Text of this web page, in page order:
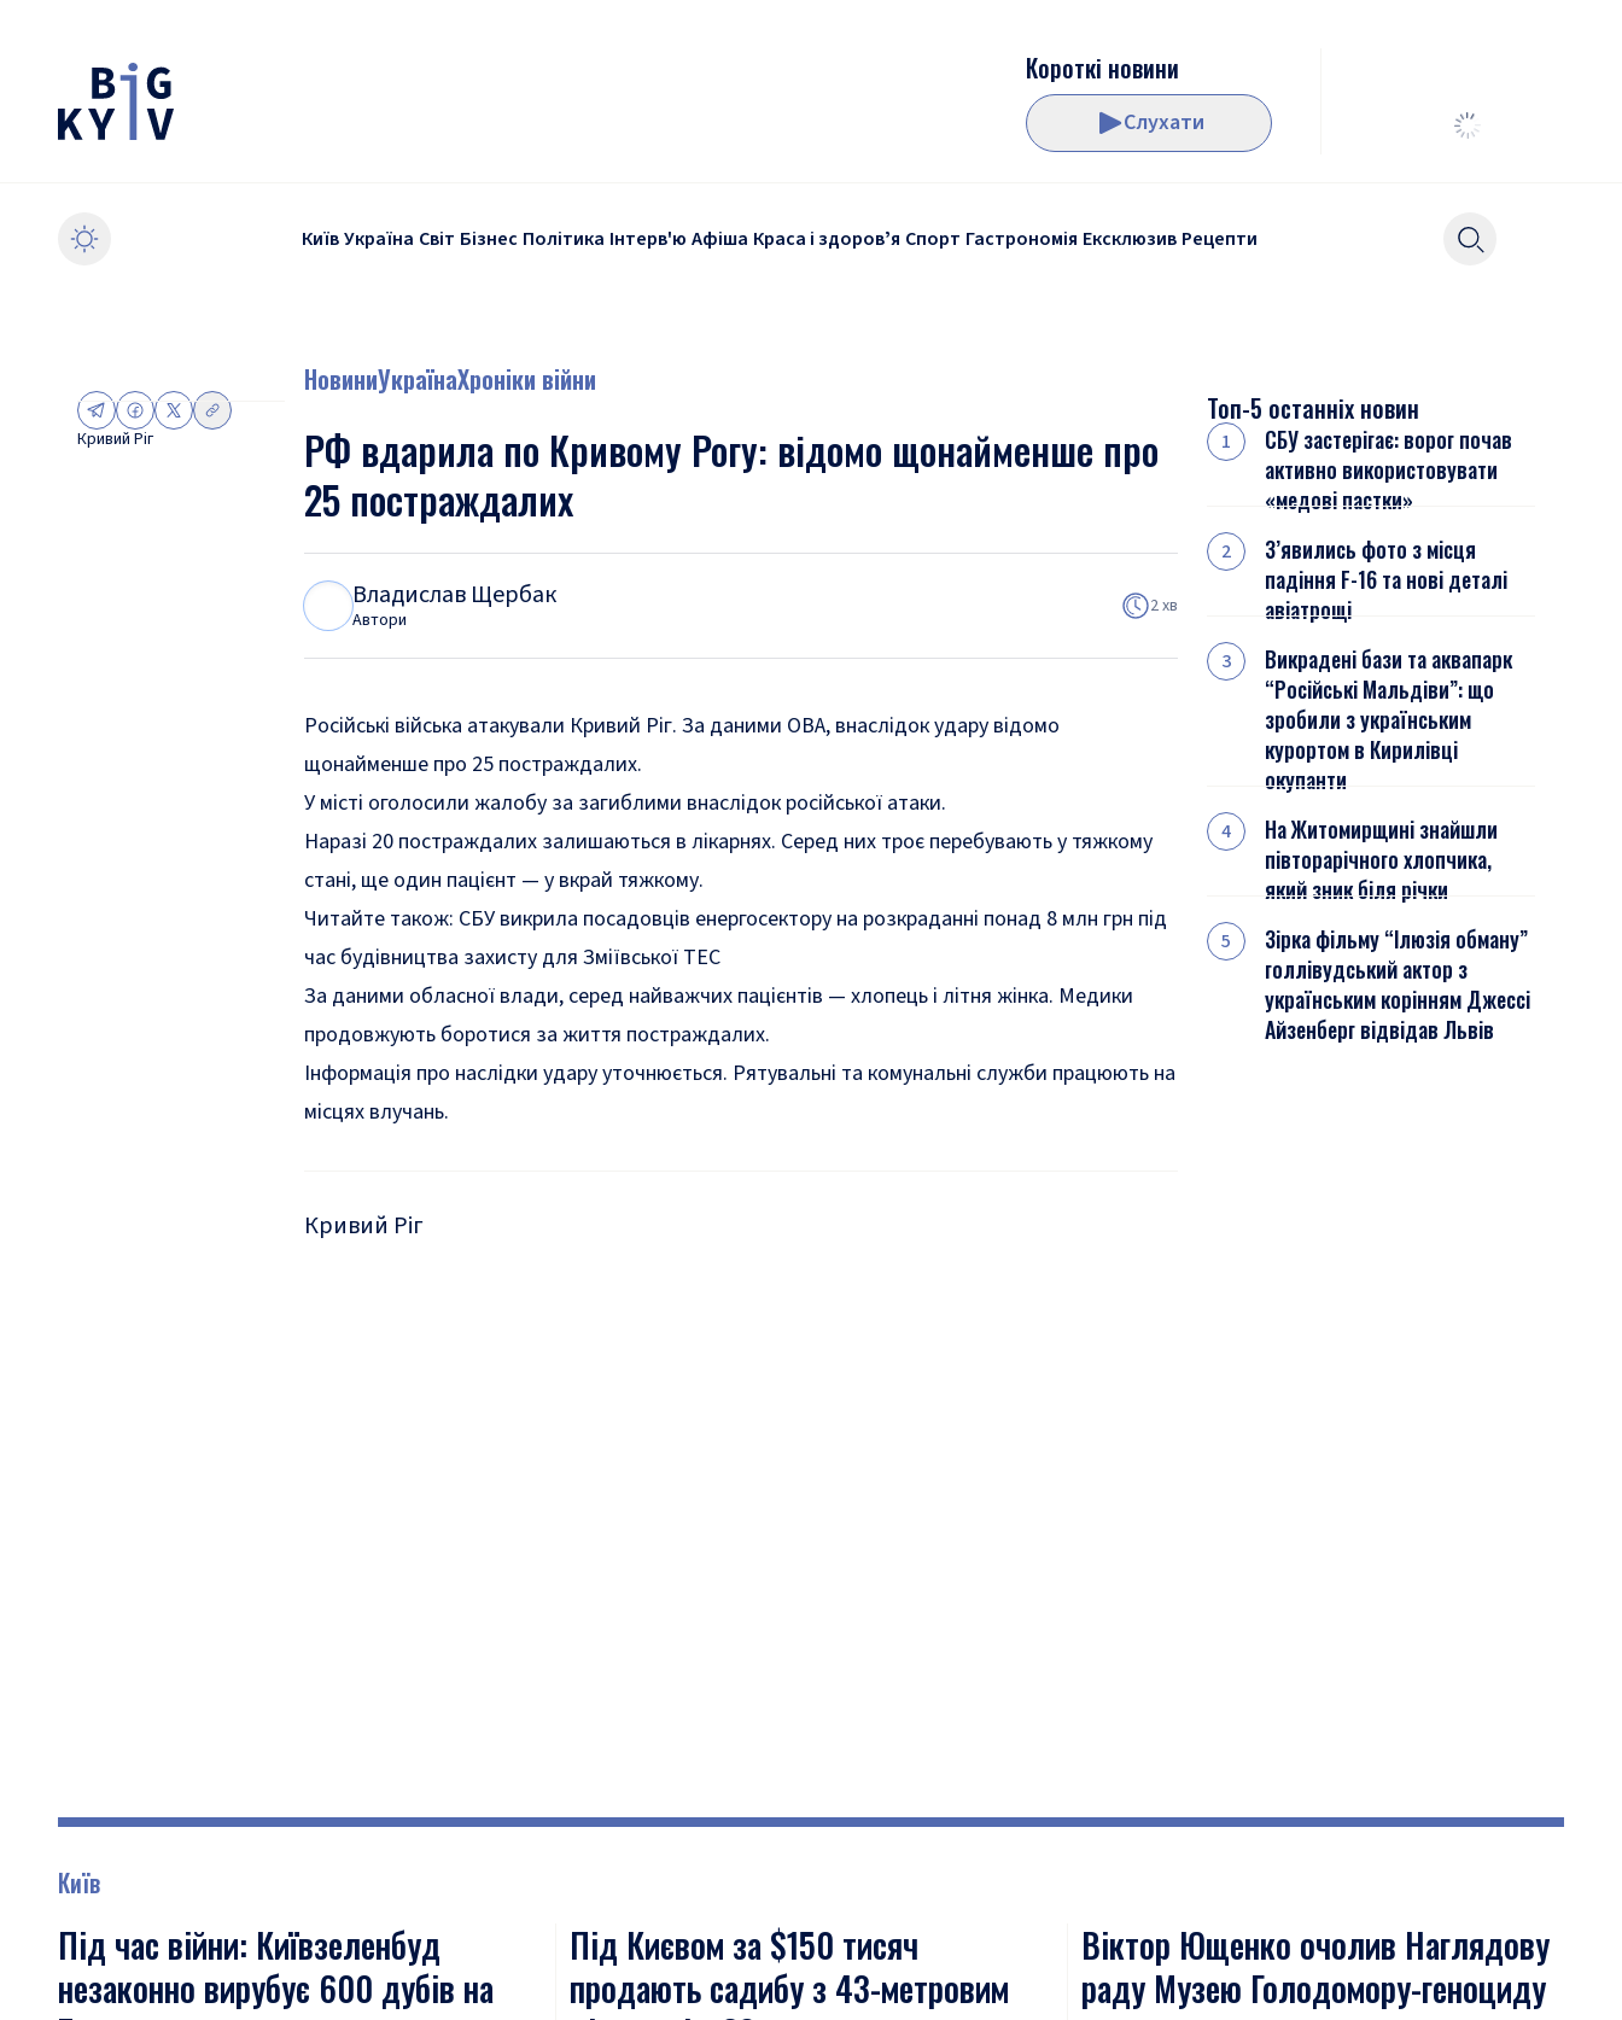
Короткі новини
Слухати
КиївУкраїна Світ Бізнес Політика Інтерв'ю Афіша Краса і здоровʼя Спорт Гастрономія Ексклюзив Рецепти
Кривий Ріг
НовиниУкраїнаХроніки війни
РФ вдарила по Кривому Рогу: відомо щонайменше про
25 постраждалих
Владислав Щербак
Автори
2 хв
Російські війська атакували Кривий Ріг. За даними ОВА, внаслідок удару відомо
щонайменше про 25 постраждалих.
У місті оголосили жалобу за загиблими внаслідок російської атаки.
Наразі 20 постраждалих залишаються в лікарнях. Серед них троє перебувають у тяжкому
стані, ще один пацієнт — у вкрай тяжкому.
Читайте також: СБУ викрила посадовців енергосектору на розкраданні понад 8 млн грн під
час будівництва захисту для Зміївської ТЕС
За даними обласної влади, серед найважчих пацієнтів — хлопець і літня жінка. Медики
продовжують боротися за життя постраждалих.
Інформація про наслідки удару уточнюється. Рятувальні та комунальні служби працюють на
місцях влучань.
Кривий Ріг
Топ-5 останніх новин
СБУ застерігає: ворог почав
активно використовувати
«медові пастки»
З’явились фото з місця
падіння F-16 та нові деталі
авіатрощі
Викрадені бази та аквапарк
“Російські Мальдіви”: що
зробили з українським
курортом в Кирилівці
окупанти
На Житомирщині знайшли
півторарічного хлопчика,
який зник біля річки
Зірка фільму “Ілюзія обману”
голлівудський актор з
українським корінням Джессі
Айзенберг відвідав Львів
Київ
Під час війни: Київзеленбуд
незаконно вирубує 600 дубів на
Під Києвом за $150 тисяч
продають садибу з 43-метровим
Віктор Ющенко очолив Наглядову
раду Музею Голодомору-геноциду